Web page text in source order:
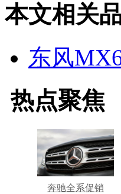
本文相关
东风
热点聚焦
奔驰全系促销